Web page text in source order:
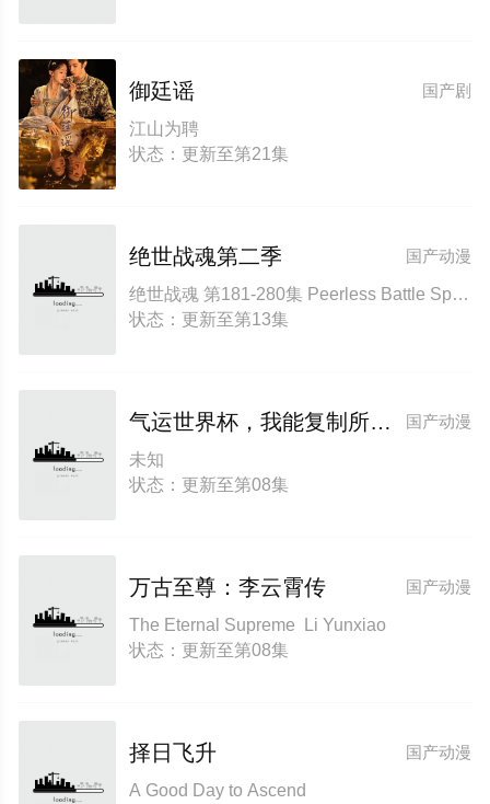
国产剧
御廷谣
江山为聘
状态：更新至第21集
国产动漫
绝世战魂第二季
绝世战魂 第181-280集 Peerless Battle Spirit 2
状态：更新至第13集
国产动漫
气运世界杯，我能复制所有球星技能
未知
状态：更新至第08集
国产动漫
万古至尊：李云霄传
The Eternal Supreme Li Yunxiao
状态：更新至第08集
国产动漫
择日飞升
A Good Day to Ascend